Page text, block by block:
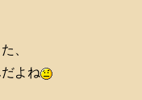
、
よね